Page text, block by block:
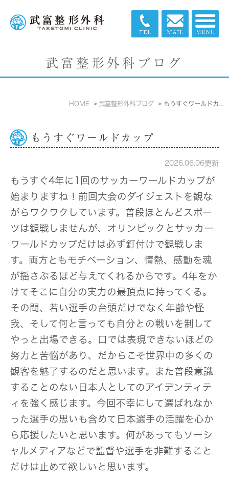
武富整形外科ブログ
HOME 武富整形外科ブログ
もうすぐワールドカップ
2026.06.06更新
もうすぐ4年に1回のサッカーワールドカップが
始まりますね！前回大会のダイジェストを観な
がらワクワクしています。普段ほとんどスポー
ツは観戦しませんが、オリンピックとサッカー
ワールドカップだけは必ず釘付けで観戦しま
す。両方ともモチベーション、情熱、感動を魂
が揺さぶるほど与えてくれるからです。4年をか
けてそこに自分の実力の最頂点に持ってくる。
その間、若い選手の台頭だけでなく年齢や怪
我、そして何と言っても自分との戦いを制して
やっと出場できる。口では表現できないほどの
努力と苦悩があり、だからこそ世界中の多くの
観客を魅了するのだと思います。また普段意識
することのない日本人としてのアイデンティテ
ィを強く感じます。今回不幸にして選ばれなか
った選手の思いも含めて日本選手の活躍を心か
ら応援したいと思います。何があってもソーシ
ャルメディアなどで監督や選手を非難すること
だけは止めて欲しいと思います。